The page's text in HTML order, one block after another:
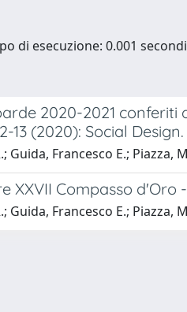
di esecuzione: 0.001
2020-2021
13 (2020): Social
Guida, Francesco E.; Piazza,
XXVII Compasso d'Oro
Guida, Francesco E.; Piazza,